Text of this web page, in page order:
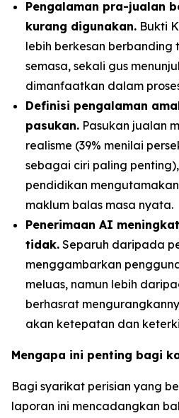
Pengalaman pra-jualan
kurang digunakan. Bukti
lebih berkesan berbanding
semasa, sekali gus
dimanfaatkan dalam
Definisi pengalaman
pasukan. Pasukan jualan
realisme (39% menilai
sebagai ciri paling
pendidikan
maklum balas masa nyata.
Penerimaan AI
tidak. Separuh daripada
menggambarkan
meluas, namun lebih
berhasrat
akan ketepatan dan
Mengapa ini penting bagi
Bagi syarikat perisian yang
laporan ini mencadangkan